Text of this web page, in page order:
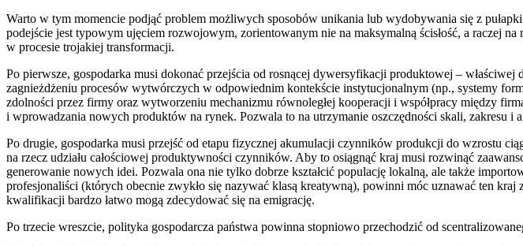
Warto w tym momencie podjąć problem możliwych sposobów unikania lub wydobywania się z
podejście jest typowym ujęciem rozwojowym, zorientowanym nie na maksymalną ścisłość, a raczej
w procesie trojakiej transformacji.
Po pierwsze, gospodarka musi dokonać przejścia od rosnącej dywersyfikacji produktowej –
zagnieżdżeniu procesów wytwórczych w odpowiednim kontekście instytucjonalnym (np., systemy
zdolności przez firmy oraz wytworzeniu mechanizmu równoległej kooperacji i współpracy między
i wprowadzania nowych produktów na rynek. Pozwala to na utrzymanie oszczędności skali, zakresu
Po drugie, gospodarka musi przejść od etapu fizycznej akumulacji czynników produkcji do wzrostu
na rzecz udziału całościowej produktywności czynników. Aby to osiągnąć kraj musi rozwinąć
generowanie nowych idei. Pozwala ona nie tylko dobrze kształcić populację lokalną, ale także
profesjonaliści (których obecnie zwykło się nazywać klasą kreatywną), powinni móc uznawać ten
kwalifikacji bardzo łatwo mogą zdecydować się na emigrację.
Po trzecie wreszcie, polityka gospodarcza państwa powinna stopniowo przechodzić od